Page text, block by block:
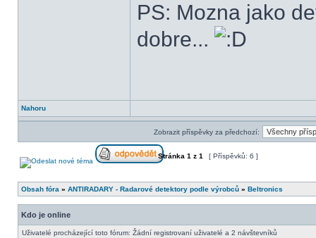
PS: Mozna jako
dobre...
Nahoru
Zobrazit příspěvky za předchozí:
Stránka 1 z 1 [ Příspěvků: 6 ]
Obsah fóra » ANTIRADARY - Radarové detektory podle výrobců » Beltronics
Kdo je online
Uživatelé procházející toto fórum: Žádní registrovaní uživatelé a 2 návštevníků